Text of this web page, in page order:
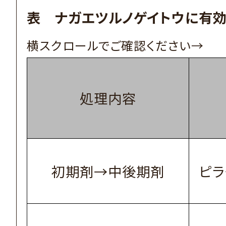
表 ナガエツルノゲイトウに有
処理内容
初期剤→中後期剤 ピ